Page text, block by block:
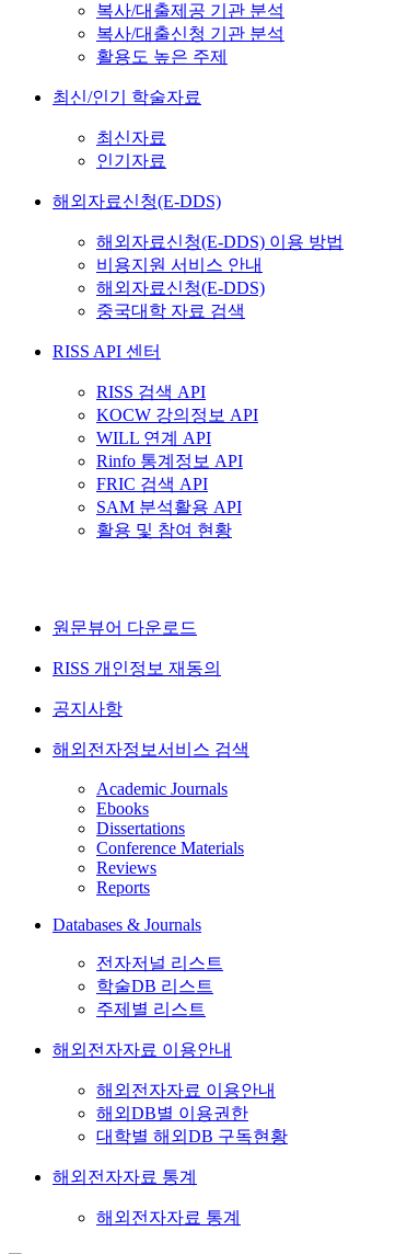
복사/대출제공 기관 분석
복사/대출신청 기관 분석
활용도 높은 주제
최신/인기 학술자료
최신자료
인기자료
해외자료신청(E-DDS)
해외자료신청(E-DDS) 이용 방법
비용지원 서비스 안내
해외자료신청(E-DDS)
중국대학 자료 검색
RISS API 센터
RISS 검색 API
KOCW 강의정보 API
WILL 연계 API
Rinfo 통계정보 API
FRIC 검색 API
SAM 분석활용 API
활용 및 참여 현황
원문뷰어 다운로드
RISS 개인정보 재동의
공지사항
해외전자정보서비스 검색
Academic Journals
Ebooks
Dissertations
Conference Materials
Reviews
Reports
Databases & Journals
전자저널 리스트
학술DB 리스트
주제별 리스트
해외전자자료 이용안내
해외전자자료 이용안내
해외DB별 이용권한
대학별 해외DB 구독현황
해외전자자료 통계
해외전자자료 통계